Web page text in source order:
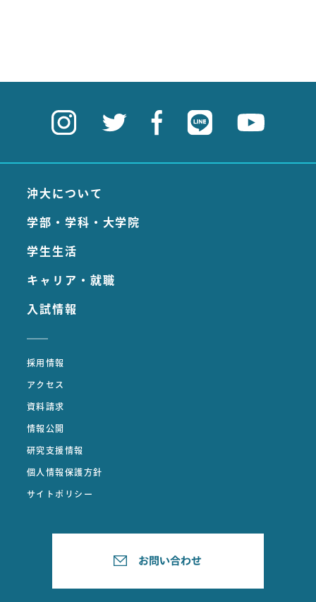
沖大について
学部・学科・大学院
学生生活
キャリア・就職
入試情報
採用情報
アクセス
資料請求
情報公開
研究支援情報
個人情報保護方針
サイトポリシー